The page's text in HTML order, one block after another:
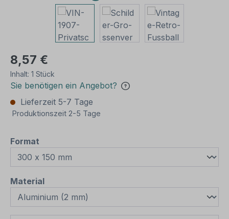
8,57 €
Inhalt: 1 Stück
Sie benötigen ein Angebot?
Lieferzeit 5-7 Tage
Produktionszeit 2-5 Tage
Format
Materialauswählen